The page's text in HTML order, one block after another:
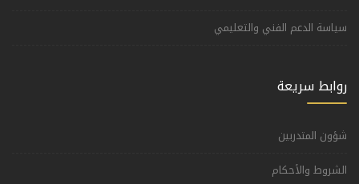
سياسة الدعم الفني والتعليمي
روابط سريعة
شؤون المتدربين
الشروط والأحكام